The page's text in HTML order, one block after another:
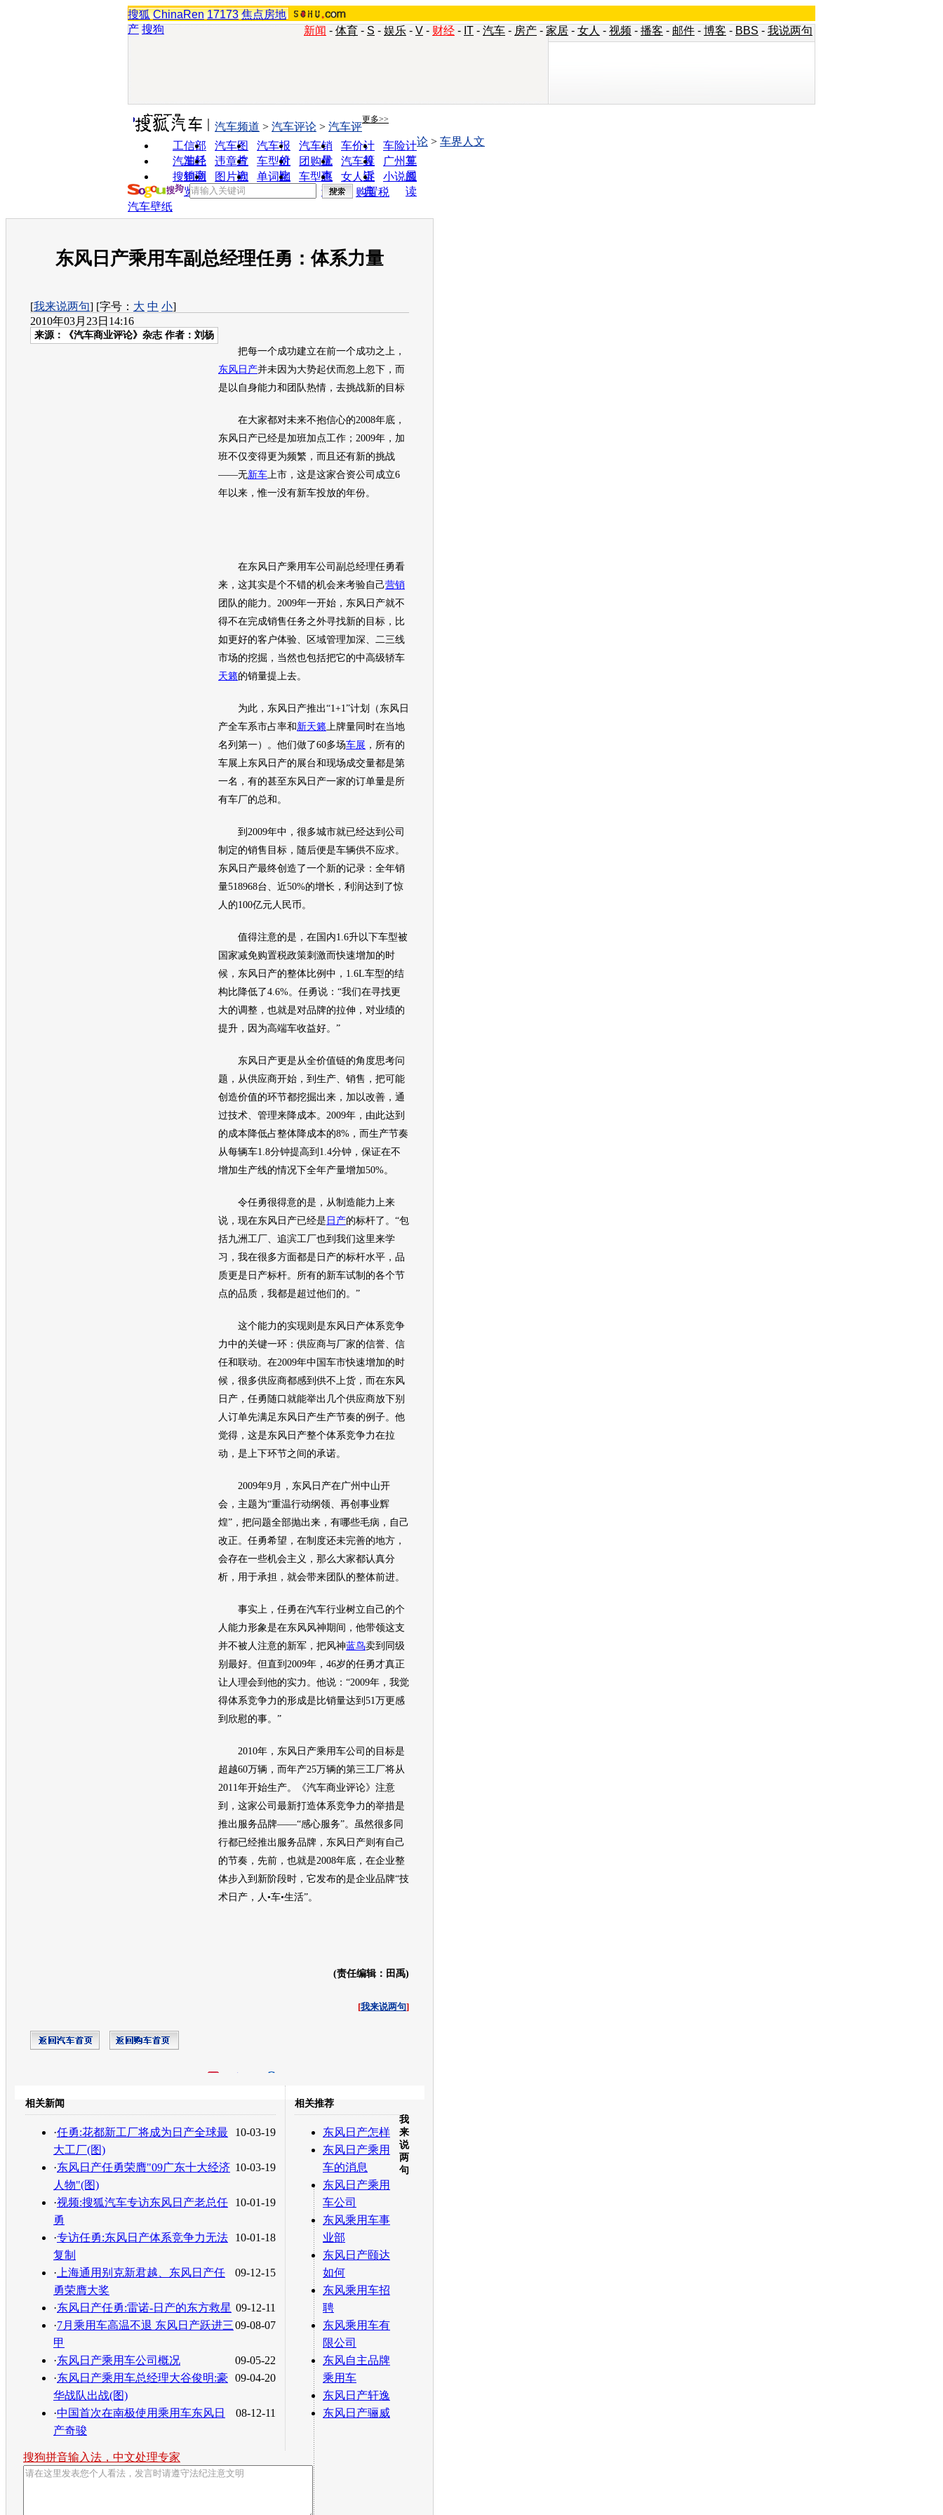
搜狐 ChinaRen 17173 焦点房地
产 搜狗 新闻 - 体育 - S - 娱乐 - V - 财经 - IT - 汽车 - 房产 - 家居 - 女人 - 视频 - 播客 - 邮件 - 博客 - BBS - 我说两句
实用工具 更多>>
工信部
油耗
汽车图
片
汽车报
价
汽车销
量
车价计
算
车险计
算
汽车经
销商
违章查
询
车型对
比
团购优
惠
汽车投
诉
广州车
展
搜狗浏
览器
图片欣
赏
单词翻
车型查
询
女人宝
典
小说阅
读
汽车频道 > 汽车评论 > 汽车评
论 > 车界人文
购置税
汽车壁纸
东风日产乘用车副总经理任勇：体系力量
[我来说两句] [字号： 大 中 小]
2010年03月23日14:16
来源： 《汽车商业评论》杂志 作者：刘杨
把每一个成功建立在前一个成功之上，
东风日产并未因为大势起伏而忽上忽下，而
是以自身能力和团队热情，去挑战新的目标
在大家都对未来不抱信心的2008年底，
东风日产已经是加班加点工作；2009年，加
班不仅变得更为频繁，而且还有新的挑战
——无新车 上市，这是这家合资公司成立6
年以来，惟一没有新车投放的年份。
在东风日产乘用车公司副总经理任勇看
来，这其实是个不错的机会来考验自己营销
团队的能力。2009年一开始， 东风日产就不
得不在完成销售任务之外寻找新的目标，比
如更好的客户体验、区域管理加深、二三线
市场的挖掘，当然也包括把它的中高级轿车
天籁的销量提上去。
为此， 东风日产推出“1+1”计划（ 东风日
产全车系市占率和 新天籁 上牌量同时在当地
名列第一）。他们做了60多场车展 ，所有的
车展 上东风日产的展台和现场成交量都是第
一名，有的甚至 东风日产一家的订单量是所
有车厂的总和。
到2009年中，很多城市就已经达到公司
制定的销售目标，随后便是车辆供不应求。
东风日产最终创造了一个新的记录：全年销
量518968台、近50%的增长，利润达到了惊
人的100亿元人民币。
值得注意的是，在国内1.6升以下车型被
国家减免购置税政策刺激而快速增加的时
候， 东风日产的整体比例中，1.6L车型的结
构比降低了4.6%。任勇说：“我们在寻找更
大的调整，也就是对品牌的拉伸，对业绩的
提升，因为高端车收益好。”
东风日产更是从全价值链的角度思考问
题，从供应商开始，到生产、销售，把可能
创造价值的环节都挖掘出来，加以改善，通
过技术、管理来降成本。2009年，由此达到
的成本降低占整体降成本的8%，而生产节奏
从每辆车1.8分钟提高到1.4分钟，保证在不
增加生产线的情况下全年产量增加50%。
令任勇很得意的是，从制造能力上来
说，现在东风日产已经是 日产的标杆了。“包
括九洲工厂、追滨工厂也到我们这里来学
习，我在很多方面都是 日产的标杆水平，品
质更是 日产标杆。所有的新车试制的各个节
点的品质，我都是超过他们的。”
这个能力的实现则是东风日产体系竞争
力中的关键一环：供应商与厂家的信誉、信
任和联动。在2009年中国车市快速增加的时
候，很多供应商都感到供不上货，而在东风
日产 ，任勇随口就能举出几个供应商放下别
人订单先满足 东风日产生产节奏的例子。他
觉得，这是东风日产整个体系竞争力在拉
动，是上下环节之间的承诺。
2009年9月， 东风日产在广州中山开
会，主题为“重温行动纲领、再创事业辉
煌”，把问题全部抛出来，有哪些毛病，自己
改正。任勇希望，在制度还未完善的地方，
会存在一些机会主义，那么大家都认真分
析，用于承担，就会带来团队的整体前进。
事实上，任勇在汽车行业树立自己的个
人能力形象是在东风风神期间，他带领这支
并不被人注意的新军，把风神蓝鸟卖到同级
别最好。但直到2009年，46岁的任勇才真正
让人理会到他的实力。他说：“2009年，我觉
得体系竞争力的形成是比销量达到51万更感
到欣慰的事。”
2010年， 东风日产乘用车公司的目标是
超越60万辆，而年产25万辆的第三工厂将从
2011年开始生产。《汽车商业评论》注意
到，这家公司最新打造体系竞争力的举措是
推出服务品牌——“感心服务”。虽然很多同
行都已经推出服务品牌， 东风日产则有自己
的节奏，先前，也就是2008年底，在企业整
体步入到新阶段时，它发布的是企业品牌“技
术 日产 ，人•车•生活”。
(责任编辑：田禹)
[我来说两句]
转发至： 白社会 百度i贴吧
相关新闻
10-03-19
·任勇:花都新工厂将成为日产全球最
大工厂(图)
10-03-19
·东风日产任勇荣膺"09广东十大经济
人物"(图)
10-01-19
·视频:搜狐汽车专访东风日产老总任
勇
10-01-18
·专访任勇:东风日产体系竞争力无法
复制
09-12-15
· 上海通用别克新君越、东风日产任
勇荣膺大奖
09-12-11
·东风日产任勇:雷诺-日产的东方救星
09-08-07
·7月乘用车高温不退 东风日产跃进三
甲
09-05-22
·东风日产乘用车公司概况
09-04-20
·东风日产乘用车总经理大谷俊明:豪
华战队出战(图)
08-12-11
·中国首次在南极使用乘用车东风日
产奇骏
相关推荐
东风日产怎样
东风日产乘用
车的消息
东风日产乘用
车公司
东风乘用车事
业部
东风日产颐达
如何
东风乘用车招
聘
东风乘用车有
限公司
东风自主品牌
乘用车
东风日产轩逸
东风日产骊威
我
来
说
两
句
搜狗拼音输入法，中文处理专家